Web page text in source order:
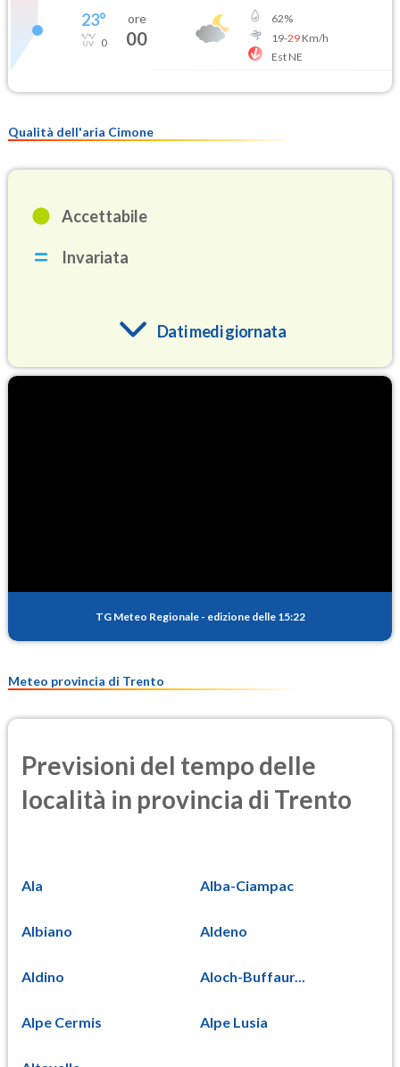
23°
0
ore
00
62%
19-29Km/h
Est NE
Qualità dell'aria Cimone
Accettabile
Invariata
Dati medi giornata
PM25
TG Meteo Regionale - edizione delle 15:22
Meteo provincia di Trento
Previsioni del tempo delle
località in provincia di Trento
Ala Alba-Ciampac
Albiano Aldeno
Aldino Aloch-Buffaur...
Alpe Cermis Alpe Lusia